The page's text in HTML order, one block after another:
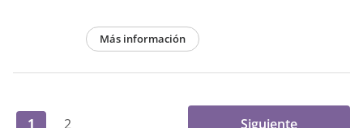
Más información
1 2 Siguiente